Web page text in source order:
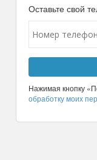
Оставьте свой
Нажимая кнопку
обработку моих